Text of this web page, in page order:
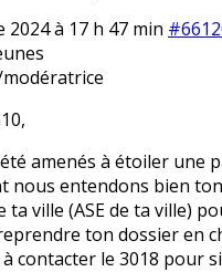
2024 à 17 h 47 min
amenés à étoiler une
nous entendons bien
ta ville (ASE de ta ville)
ton dossier en
à contacter le 3018 pour